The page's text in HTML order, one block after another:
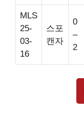
MLS
25-
03-
16
스포
캔자
0
–
2